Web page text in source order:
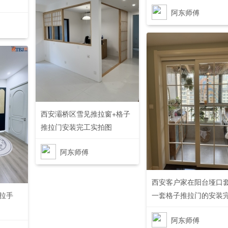
阿东师傅
102
0
西安灞桥区雪见推拉窗+格子
推拉门安装完工实拍图
阿东师傅
0
105
西安客户家在阳台垭口
一套格子推拉门的安装
阿东师傅
手